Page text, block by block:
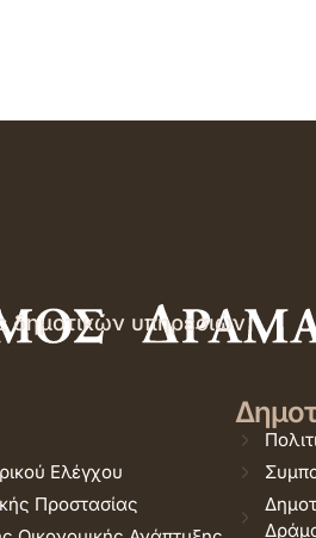
δημοτικών υπηρεσιών
Ελέγχου
Προστασίας